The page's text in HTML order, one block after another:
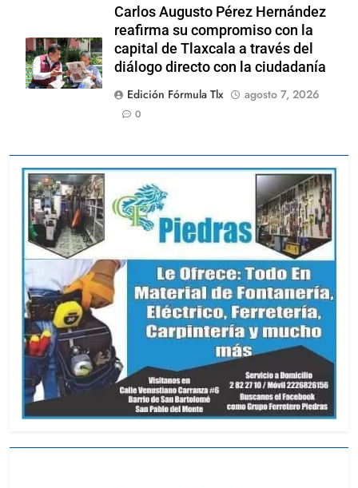
Carlos Augusto Pérez Hernández
reafirma su compromiso con la
capital de Tlaxcala a través del
diálogo directo con la ciudadanía
Edición Fórmula Tlx
agosto 7, 2026
0